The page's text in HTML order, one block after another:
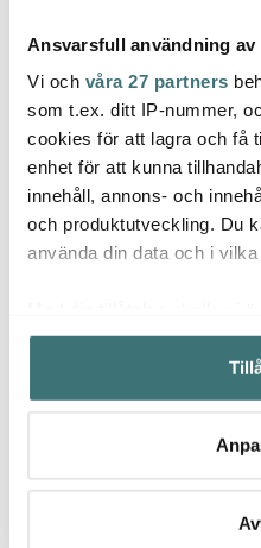
Ansvarsfull användning
Vi och våra 27 partners
som t.ex. ditt IP-nummer,
cookies för att lagra och få
enhet för att kunna
innehåll, annons- och
och produktutveckling. Du
använda din data och i
Samla in information
kan ha en noggrannhet
Identifiera din enhet
Ta reda på mer om hur
Du kan ändra eller dra
Moomin Arabia
Muminmugg
Mumintrollet Gräsgrön
167 kr 279 kr
Låt dig